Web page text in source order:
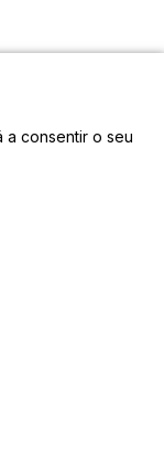
a consentir o seu